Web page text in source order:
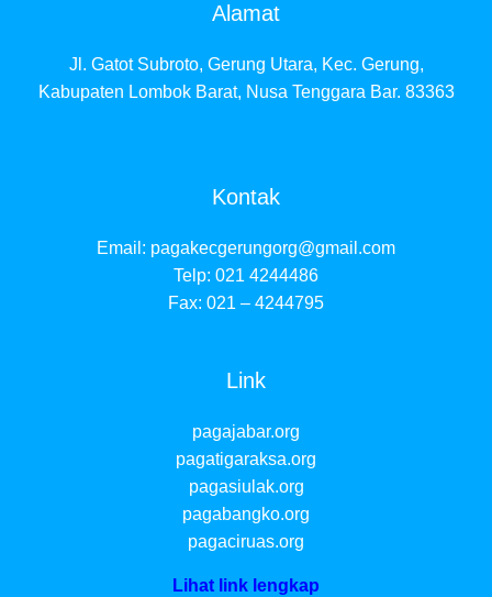
Alamat
Jl. Gatot Subroto, Gerung Utara, Kec. Gerung,
Kabupaten Lombok Barat, Nusa Tenggara Bar. 83363
Kontak
Email: pagakecgerungorg@gmail.com
Telp: 021 4244486
Fax: 021 – 4244795
Link
pagajabar.org
pagatigaraksa.org
pagasiulak.org
pagabangko.org
pagaciruas.org
Lihat link lengkap